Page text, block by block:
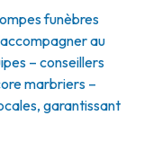
funèbres
au
– conseillers
marbriers –
garantissant